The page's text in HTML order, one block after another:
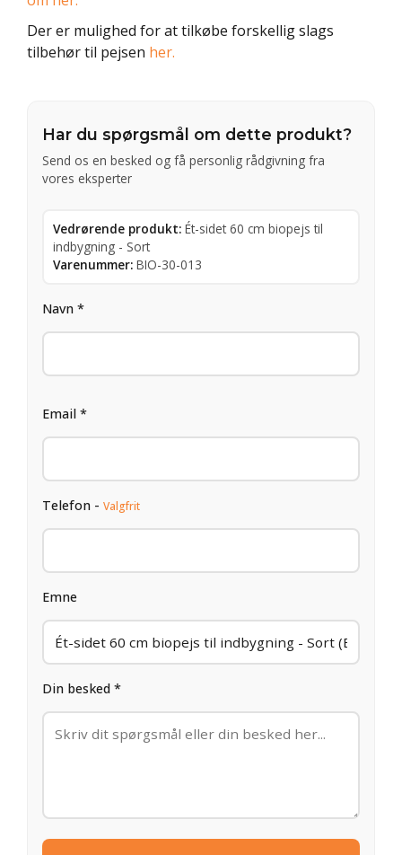
Der er mulighed for at tilkøbe forskellig slags
tilbehør til pejsen her.
Har du spørgsmål om dette produkt?
Send os en besked og få personlig rådgivning fra
vores eksperter
Vedrørende produkt: Ét-sidet 60 cm biopejs til
indbygning - Sort
Varenummer: BIO-30-013
Navn *
Email *
Telefon - Valgfrit
Emne
Din besked *